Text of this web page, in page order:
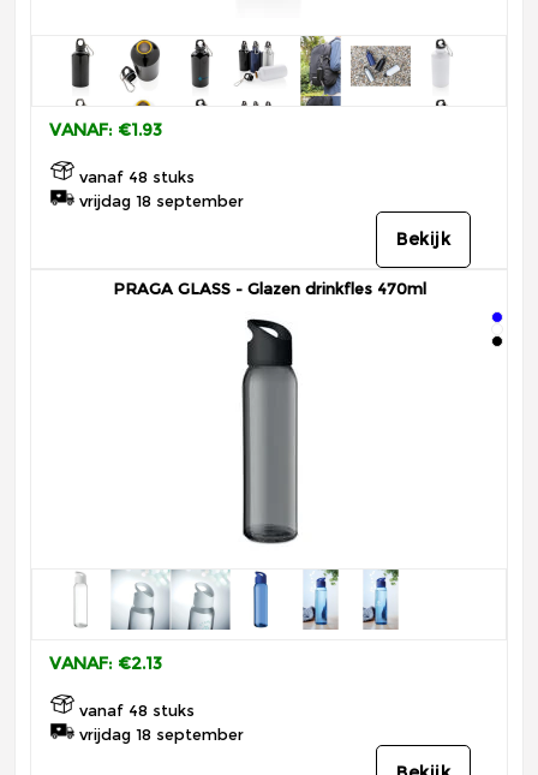
VANAF: €1.93
vanaf 48 stuks
vrijdag 18 september
Bekijk
PRAGA GLASS - Glazen drinkfles 470ml
VANAF: €2.13
vanaf 48 stuks
vrijdag 18 september